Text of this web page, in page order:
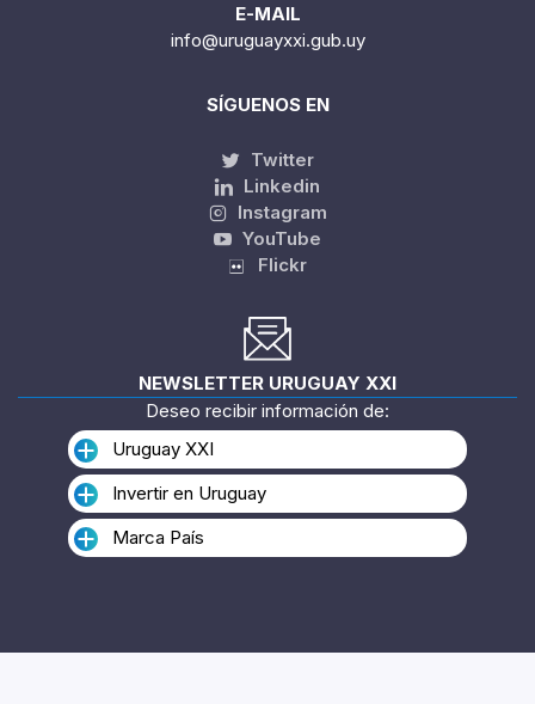
E-MAIL
info@uruguayxxi.gub.uy
SÍGUENOS EN
Twitter
Linkedin
Instagram
YouTube
Flickr
NEWSLETTER URUGUAY XXI
Deseo recibir información de:
Uruguay XXI
Invertir en Uruguay
Marca País